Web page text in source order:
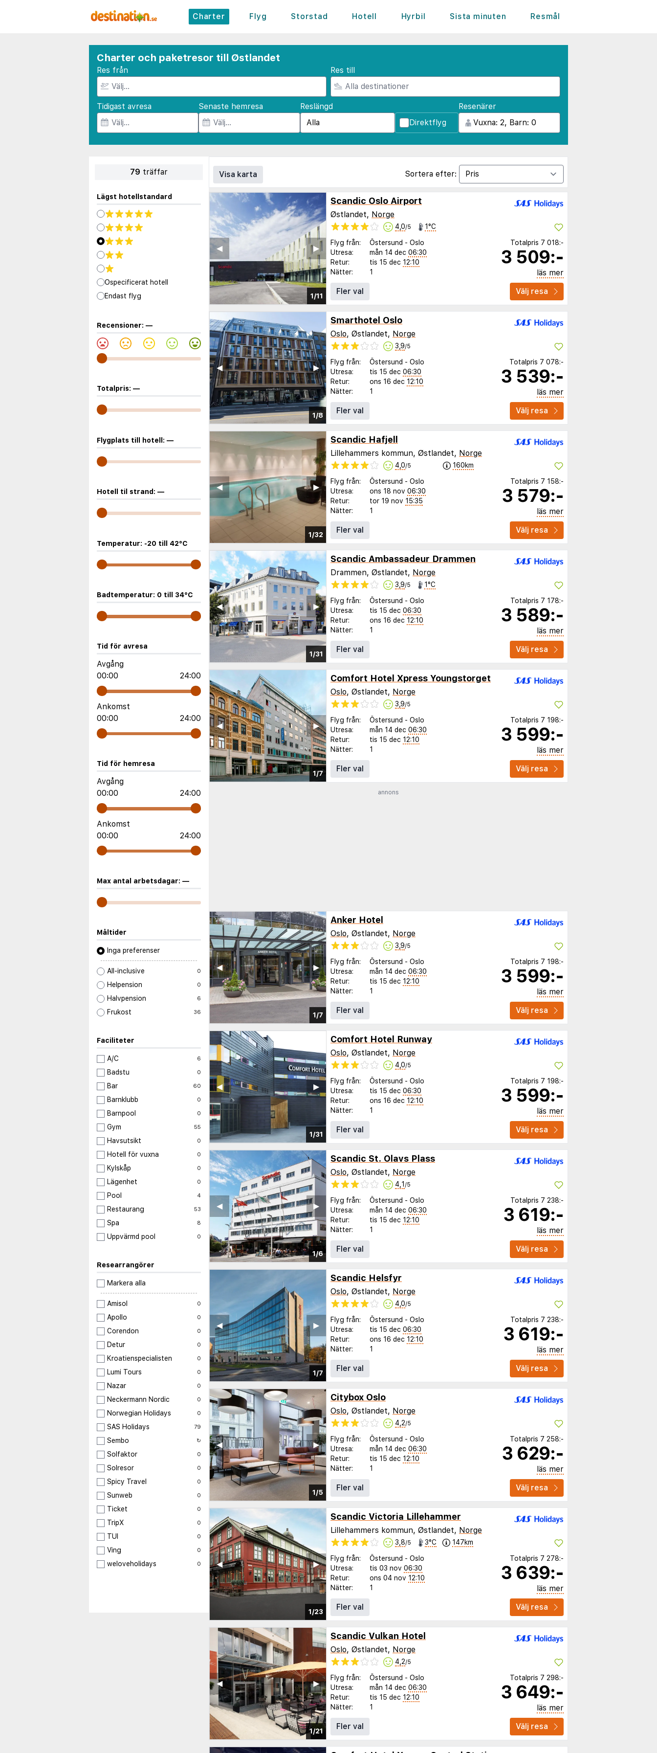
Charter Flyg Storstad Hotell Hyrbil Sista minuten Resmål
Charter och paketresor till Østlandet
Res från Res till
Tidigast avresa Senaste hemresa
Reslängd
Direktflyg
Resenärer
79 träffar
Lägst hotellstandard
Ospecificerat hotell
Endast flyg
Recensioner: —
Totalpris: —
Flygplats till hotell: —
Hotell til strand: —
Temperatur: -20 till 42°C
Badtemperatur: 0 till 34°C
Tid för avresa
Avgång
00:00
24:00
Ankomst
00:00
24:00
Tid för hemresa
Avgång
00:00
24:00
Ankomst
00:00
24:00
Max antal arbetsdagar: —
Måltider
Inga preferenser
All-inclusive 0
Helpension 0
Halvpension 6
Frukost 36
Faciliteter
A/C 6
Badstu 0
Bar 60
Barnklubb 0
Barnpool 0
Gym 55
Havsutsikt 0
Hotell för vuxna 0
Kylskåp 0
Lägenhet 0
Pool 4
Restaurang 53
Spa 8
Uppvärmd pool 0
Researrangörer
Markera alla
Amisol 0
Apollo 0
Corendon 0
Detur 0
Kroatienspecialisten 0
Lumi Tours 0
Nazar 0
Neckermann Nordic 0
Norwegian Holidays 0
SAS Holidays 79
Sembo ↻
Solfaktor 0
Solresor 0
Spicy Travel 0
Sunweb 0
Ticket 0
TripX 0
TUI 0
Ving 0
weloveholidays 0
Visa karta Sortera efter:
1/11
▶︎
◀︎
Scandic Oslo Airport
Østlandet, Norge
4,0/5 1°C
Flyg från: Östersund - Oslo
Utresa:
mån 14 dec 06:30
Retur:
tis 15 dec 12:10
Nätter:
1
Totalpris 7 018:-
3 509:-
läs mer
Fler val
Välj resa
1/8
▶︎
◀︎
Smarthotel Oslo
Oslo, Østlandet, Norge
3,9/5
Flyg från: Östersund - Oslo
Utresa:
tis 15 dec 06:30
Retur:
ons 16 dec 12:10
Nätter:
1
Totalpris 7 078:-
3 539:-
läs mer
Fler val
Välj resa
1/32
▶︎
◀︎
Scandic Hafjell
Lillehammers kommun, Østlandet, Norge
4,0/5 160km
Flyg från: Östersund - Oslo
Utresa:
ons 18 nov 06:30
Retur:
tor 19 nov 15:35
Nätter:
1
Totalpris 7 158:-
3 579:-
läs mer
Fler val
Välj resa
1/31
▶︎
◀︎
Scandic Ambassadeur Drammen
Drammen, Østlandet, Norge
3,9/5 1°C
Flyg från: Östersund - Oslo
Utresa:
tis 15 dec 06:30
Retur:
ons 16 dec 12:10
Nätter:
1
Totalpris 7 178:-
3 589:-
läs mer
Fler val
Välj resa
1/7
▶︎
◀︎
Comfort Hotel Xpress Youngstorget
Oslo, Østlandet, Norge
3,9/5
Flyg från: Östersund - Oslo
Utresa:
mån 14 dec 06:30
Retur:
tis 15 dec 12:10
Nätter:
1
Totalpris 7 198:-
3 599:-
läs mer
Fler val
Välj resa
annons
1/7
▶︎
◀︎
Anker Hotel
Oslo, Østlandet, Norge
3,9/5
Flyg från: Östersund - Oslo
Utresa:
mån 14 dec 06:30
Retur:
tis 15 dec 12:10
Nätter:
1
Totalpris 7 198:-
3 599:-
läs mer
Fler val
Välj resa
1/31
▶︎
◀︎
Comfort Hotel Runway
Oslo, Østlandet, Norge
4,0/5
Flyg från: Östersund - Oslo
Utresa:
tis 15 dec 06:30
Retur:
ons 16 dec 12:10
Nätter:
1
Totalpris 7 198:-
3 599:-
läs mer
Fler val
Välj resa
1/6
▶︎
◀︎
Scandic St. Olavs Plass
Oslo, Østlandet, Norge
4,1 /5
Flyg från: Östersund - Oslo
Utresa:
mån 14 dec 06:30
Retur:
tis 15 dec 12:10
Nätter:
1
Totalpris 7 238:-
3 619:-
läs mer
Fler val
Välj resa
1/7
▶︎
◀︎
Scandic Helsfyr
Oslo, Østlandet, Norge
4,0/5
Flyg från: Östersund - Oslo
Utresa:
tis 15 dec 06:30
Retur:
ons 16 dec 12:10
Nätter:
1
Totalpris 7 238:-
3 619:-
läs mer
Fler val
Välj resa
1/5
▶︎
◀︎
Citybox Oslo
Oslo, Østlandet, Norge
4,2/5
Flyg från: Östersund - Oslo
Utresa:
mån 14 dec 06:30
Retur:
tis 15 dec 12:10
Nätter:
1
Totalpris 7 258:-
3 629:-
läs mer
Fler val
Välj resa
1/23
▶︎
◀︎
Scandic Victoria Lillehammer
Lillehammers kommun, Østlandet, Norge
3,8/5 3°C 147km
Flyg från: Östersund - Oslo
Utresa:
tis 03 nov 06:30
Retur:
ons 04 nov 12:10
Nätter:
1
Totalpris 7 278:-
3 639:-
läs mer
Fler val
Välj resa
1/21
▶︎
◀︎
Scandic Vulkan Hotel
Oslo, Østlandet, Norge
4,2/5
Flyg från: Östersund - Oslo
Utresa:
mån 14 dec 06:30
Retur:
tis 15 dec 12:10
Nätter:
1
Totalpris 7 298:-
3 649:-
läs mer
Fler val
Välj resa